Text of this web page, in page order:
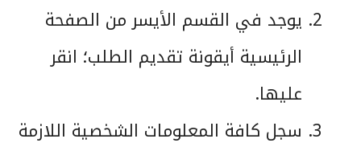
يوجد في القسم الأيسر من الصفحة
الرئيسية أيقونة تقديم الطلب؛ انقر
عليها.
سجل كافة المعلومات الشخصية اللازمة